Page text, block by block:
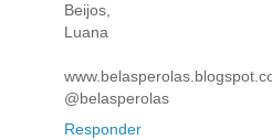
Beijos,
Luana
@belasperolas
Responder